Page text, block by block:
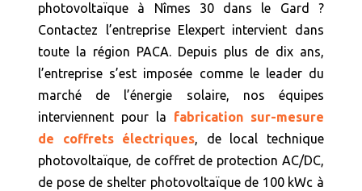
photovoltaïque à Nîmes 30 dans le Gard ?
Contactez l’entreprise Elexpert intervient dans
toute la région PACA. Depuis plus de dix ans,
l’entreprise s’est imposée comme le leader du
marché de l’énergie solaire, nos équipes
interviennent pour la fabrication sur-mesure
de coffrets électriques, de local technique
photovoltaïque, de coffret de protection AC/DC,
de pose de shelter photovoltaïque de 100 kWc à